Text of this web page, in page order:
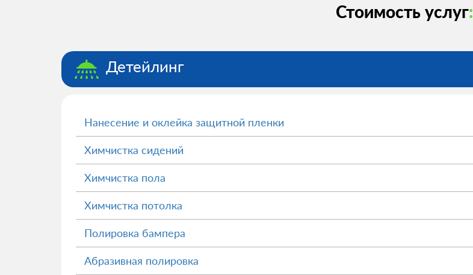
Стоимость услуг:
Детейлинг
Нанесение и оклейка защитной пленки
Химчистка сидений
Химчистка пола
Химчистка потолка
Полировка бампера
Абразивная полировка